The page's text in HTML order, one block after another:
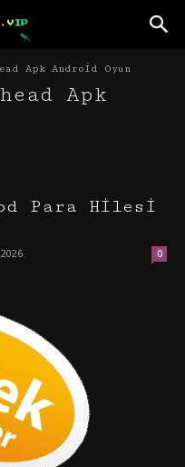
Apk Android Oyun
Apk
Para Hilesi
0